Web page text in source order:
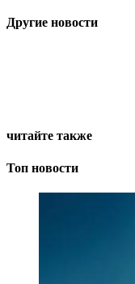
Другие новости
читайте также
Топ новости